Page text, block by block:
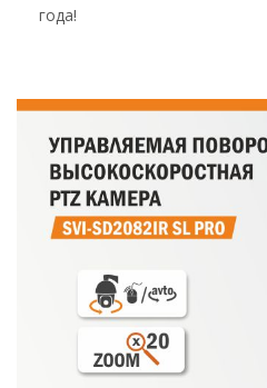
года!